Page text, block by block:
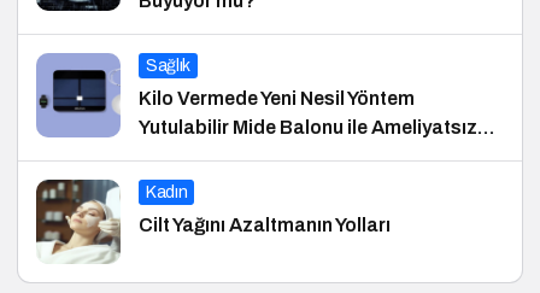
Sağlık
Kilo Vermede Yeni Nesil Yöntem
Yutulabilir Mide Balonu ile Ameliyatsız
Konforlu ve Hızlı Bir Çözüm
Kadın
Cilt Yağını Azaltmanın Yolları